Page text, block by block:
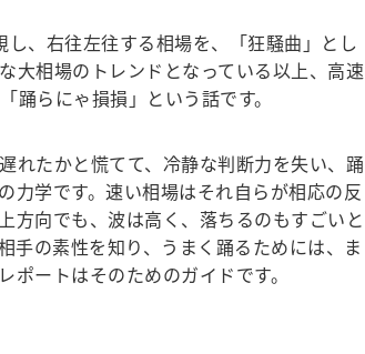
、右往左往する相場を、「狂騒曲」とし
大相場のトレンドとなっている以上、高速
らにゃ損損」という話です。
れたかと慌てて、冷静な判断力を失い、踊
力学です。速い相場はそれ自らが相応の反
方向でも、波は高く、落ちるのもすごいと
手の素性を知り、うまく踊るためには、ま
ートはそのためのガイドです。